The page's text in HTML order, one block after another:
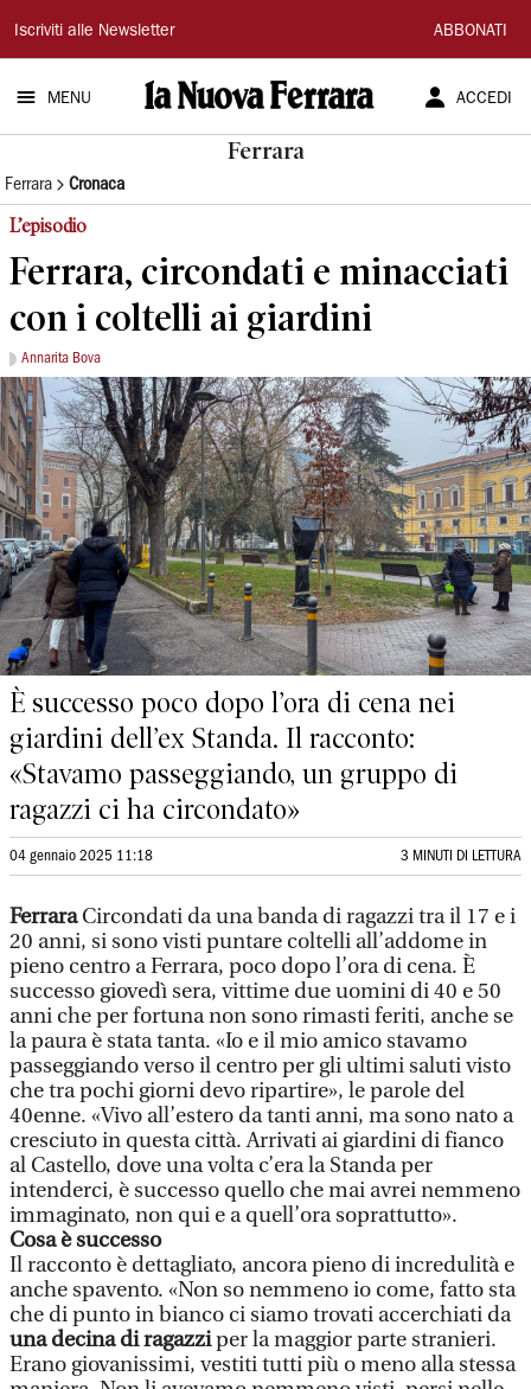
La
Nuova
Ferrara
Iscriviti alle Newsletter ABBONATI
MENU ACCEDI
Ferrara
Ferrara Cronaca
L’episodio
Ferrara, circondati e minacciati
con i coltelli ai giardini
Annarita Bova
È successo poco dopo l’ora di cena nei
giardini dell’ex Standa. Il racconto:
«Stavamo passeggiando, un gruppo di
ragazzi ci ha circondato»
04 gennaio 2025 11:18 3 MINUTI DI LETTURA
FerraraCircondati da una banda di ragazzi tra il 17 e i
20 anni, si sono visti puntare coltelli all’addome in
pieno centro a Ferrara, poco dopo l’ora di cena. È
successo giovedì sera, vittime due uomini di 40 e 50
anni che per fortuna non sono rimasti feriti, anche se
la paura è stata tanta. «Io e il mio amico stavamo
passeggiando verso il centro per gli ultimi saluti visto
che tra pochi giorni devo ripartire», le parole del
40enne. «Vivo all’estero da tanti anni, ma sono nato a
cresciuto in questa città. Arrivati ai giardini di fianco
al Castello, dove una volta c’era la Standa per
intenderci, è successo quello che mai avrei nemmeno
immaginato, non qui e a quell’ora soprattutto».
Cosa è successo
Il racconto è dettagliato, ancora pieno di incredulità e
anche spavento. «Non so nemmeno io come, fatto sta
che di punto in bianco ci siamo trovati accerchiati da
una decina di ragazziper la maggior parte stranieri.
Erano giovanissimi, vestiti tutti più o meno alla stessa